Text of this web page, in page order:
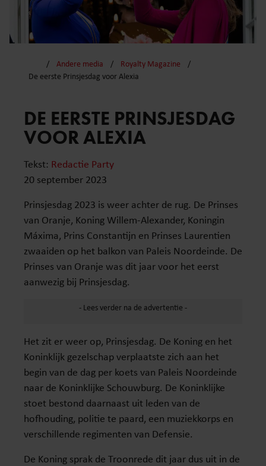
Andere media
Royalty Magazine
De eerste Prinsjesdag voor Alexia
DE EERSTE PRINSJESDAG
VOOR ALEXIA
Tekst: Redactie Party
20 september 2023
Prinsjesdag 2023 is weer achter de rug. De Prinses
van Oranje, Koning Willem-Alexander, Koningin
Máxima, Prins Constantijn en Prinses Laurentien
zwaaiden op het balkon van Paleis Noordeinde. De
Prinses van Oranje was dit jaar voor het eerst
aanwezig bij Prinsjesdag.
Het zit er weer op, Prinsjesdag. De Koning en het
Koninklijk gezelschap verplaatste zich aan het
begin van de dag per koets van Paleis Noordeinde
naar de Koninklijke Schouwburg. De Koninklijke
stoet bestond daarnaast uit leden van de
hofhouding, politie te paard, een muziekkorps en
verschillende regimenten van Defensie.
De Koning sprak de Troonrede dit jaar dus uit in de